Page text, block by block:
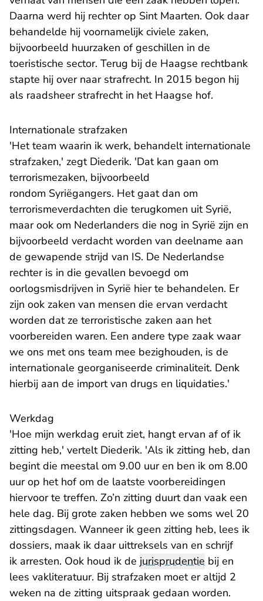
Daarna werd hij rechter op Sint Maarten. Ook daar
behandelde hij voornamelijk civiele zaken,
bijvoorbeeld huurzaken of geschillen in de
toeristische sector. Terug bij de Haagse rechtbank
stapte hij over naar strafrecht. In 2015 begon hij
als raadsheer strafrecht in het Haagse hof.
Internationale strafzaken
'Het team waarin ik werk, behandelt internationale
strafzaken,' zegt Diederik. 'Dat kan gaan om
terrorismezaken, bijvoorbeeld
rondom Syriëgangers. Het gaat dan om
terrorismeverdachten die terugkomen uit Syrië,
maar ook om Nederlanders die nog in Syrië zijn en
bijvoorbeeld verdacht worden van deelname aan
de gewapende strijd van IS. De Nederlandse
rechter is in die gevallen bevoegd om
oorlogsmisdrijven in Syrië hier te behandelen. Er
zijn ook zaken van mensen die ervan verdacht
worden dat ze terroristische zaken aan het
voorbereiden waren. Een andere type zaak waar
we ons met ons team mee bezighouden, is de
internationale georganiseerde criminaliteit. Denk
hierbij aan de import van drugs en liquidaties.'
Werkdag
'Hoe mijn werkdag eruit ziet, hangt ervan af of ik
zitting heb,' vertelt Diederik. 'Als ik zitting heb, dan
begint die meestal om 9.00 uur en ben ik om 8.00
uur op het hof om de laatste voorbereidingen
hiervoor te treffen. Zo’n zitting duurt dan vaak een
hele dag. Bij grote zaken hebben we soms wel 20
zittingsdagen. Wanneer ik geen zitting heb, lees ik
dossiers, maak ik daar uittreksels van en schrijf
ik arresten. Ook houd ik de jurisprudentie bij en
lees vakliteratuur. Bij strafzaken moet er altijd 2
weken na de zitting uitspraak gedaan worden.